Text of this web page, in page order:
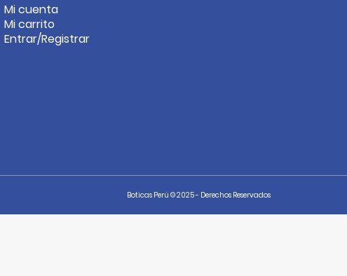
Mi cuenta
Mi carrito
Entrar/Registrar
Boticas Perú © 2025 - Derechos Reservados